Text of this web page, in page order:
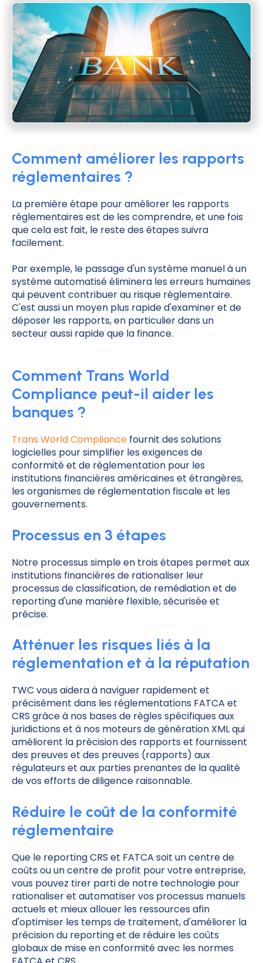
Comment améliorer les rapports
réglementaires ?
La première étape pour améliorer les rapports
réglementaires est de les comprendre, et une fois
que cela est fait, le reste des étapes suivra
facilement.
Par exemple, le passage d'un système manuel à un
système automatisé éliminera les erreurs humaines
qui peuvent contribuer au risque réglementaire.
C'est aussi un moyen plus rapide d'examiner et de
déposer les rapports, en particulier dans un
secteur aussi rapide que la finance.
Comment Trans World
Compliance peut-il aider les
banques ?
Trans World Compliance fournit des solutions
logicielles pour simplifier les exigences de
conformité et de réglementation pour les
institutions financières américaines et étrangères,
les organismes de réglementation fiscale et les
gouvernements.
Processus en 3 étapes
Notre processus simple en trois étapes permet aux
institutions financières de rationaliser leur
processus de classification, de remédiation et de
reporting d'une manière flexible, sécurisée et
précise.
Atténuer les risques liés à la
réglementation et à la réputation
TWC vous aidera à naviguer rapidement et
précisément dans les réglementations FATCA et
CRS grâce à nos bases de règles spécifiques aux
juridictions et à nos moteurs de génération XML qui
améliorent la précision des rapports et fournissent
des preuves et des preuves (rapports) aux
régulateurs et aux parties prenantes de la qualité
de vos efforts de diligence raisonnable.
Réduire le coût de la conformité
réglementaire
Que le reporting CRS et FATCA soit un centre de
coûts ou un centre de profit pour votre entreprise,
vous pouvez tirer parti de notre technologie pour
rationaliser et automatiser vos processus manuels
actuels et mieux allouer les ressources afin
d'optimiser les temps de traitement, d'améliorer la
précision du reporting et de réduire les coûts
globaux de mise en conformité avec les normes